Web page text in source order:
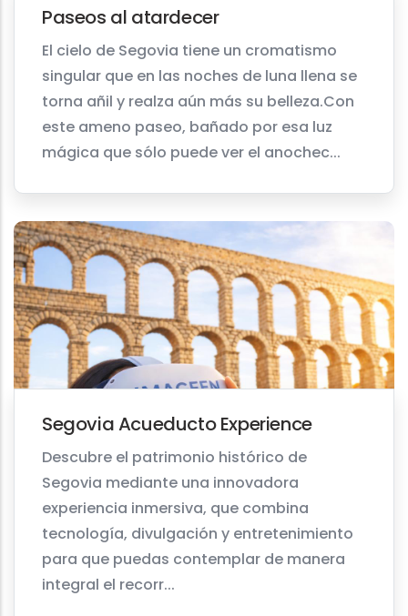
Paseos al atardecer
El cielo de Segovia tiene un cromatismo
singular que en las noches de luna llena se
torna añil y realza aún más su belleza.Con
este ameno paseo, bañado por esa luz
mágica que sólo puede ver el anochec...
Segovia Acueducto Experience
Descubre el patrimonio histórico de
Segovia mediante una innovadora
experiencia inmersiva, que combina
tecnología, divulgación y entretenimiento
para que puedas contemplar de manera
integral el recorr...